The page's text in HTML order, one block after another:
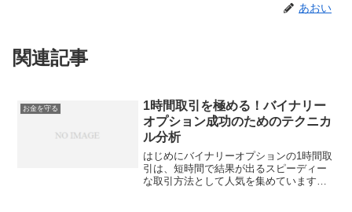
あおい
関連記事
お金を守る
1時間取引を極める！バイナリー
オプション成功のためのテクニカ
ル分析
はじめにバイナリーオプションの1時間取
引は、短時間で結果が出るスピーディー
な取引方法として人気を集めています。